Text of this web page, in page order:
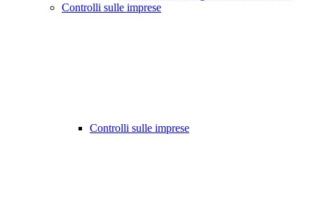
Controlli sulle imprese
Controlli sulle imprese